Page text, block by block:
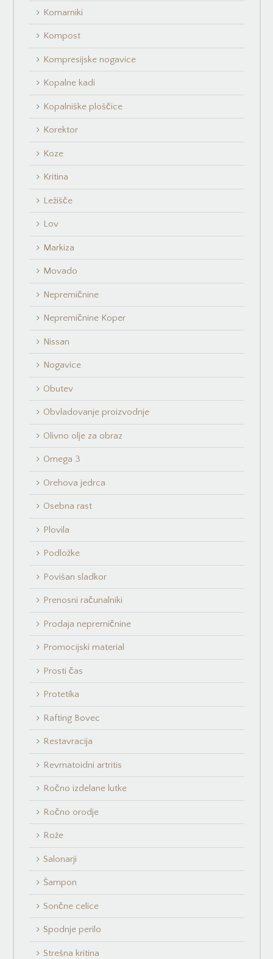
Komarniki
Kompost
Kompresijske nogavice
Kopalne kadi
Kopalniške ploščice
Korektor
Koze
Kritina
Ležišče
Lov
Markiza
Movado
Nepremičnine
Nepremičnine Koper
Nissan
Nogavice
Obutev
Obvladovanje proizvodnje
Olivno olje za obraz
Omega 3
Orehova jedrca
Osebna rast
Plovila
Podložke
Povišan sladkor
Prenosni računalniki
Prodaja nepremičnine
Promocijski material
Prosti čas
Protetika
Rafting Bovec
Restavracija
Revmatoidni artritis
Ročno izdelane lutke
Ročno orodje
Rože
Salonarji
Šampon
Sončne celice
Spodnje perilo
Strešna kritina